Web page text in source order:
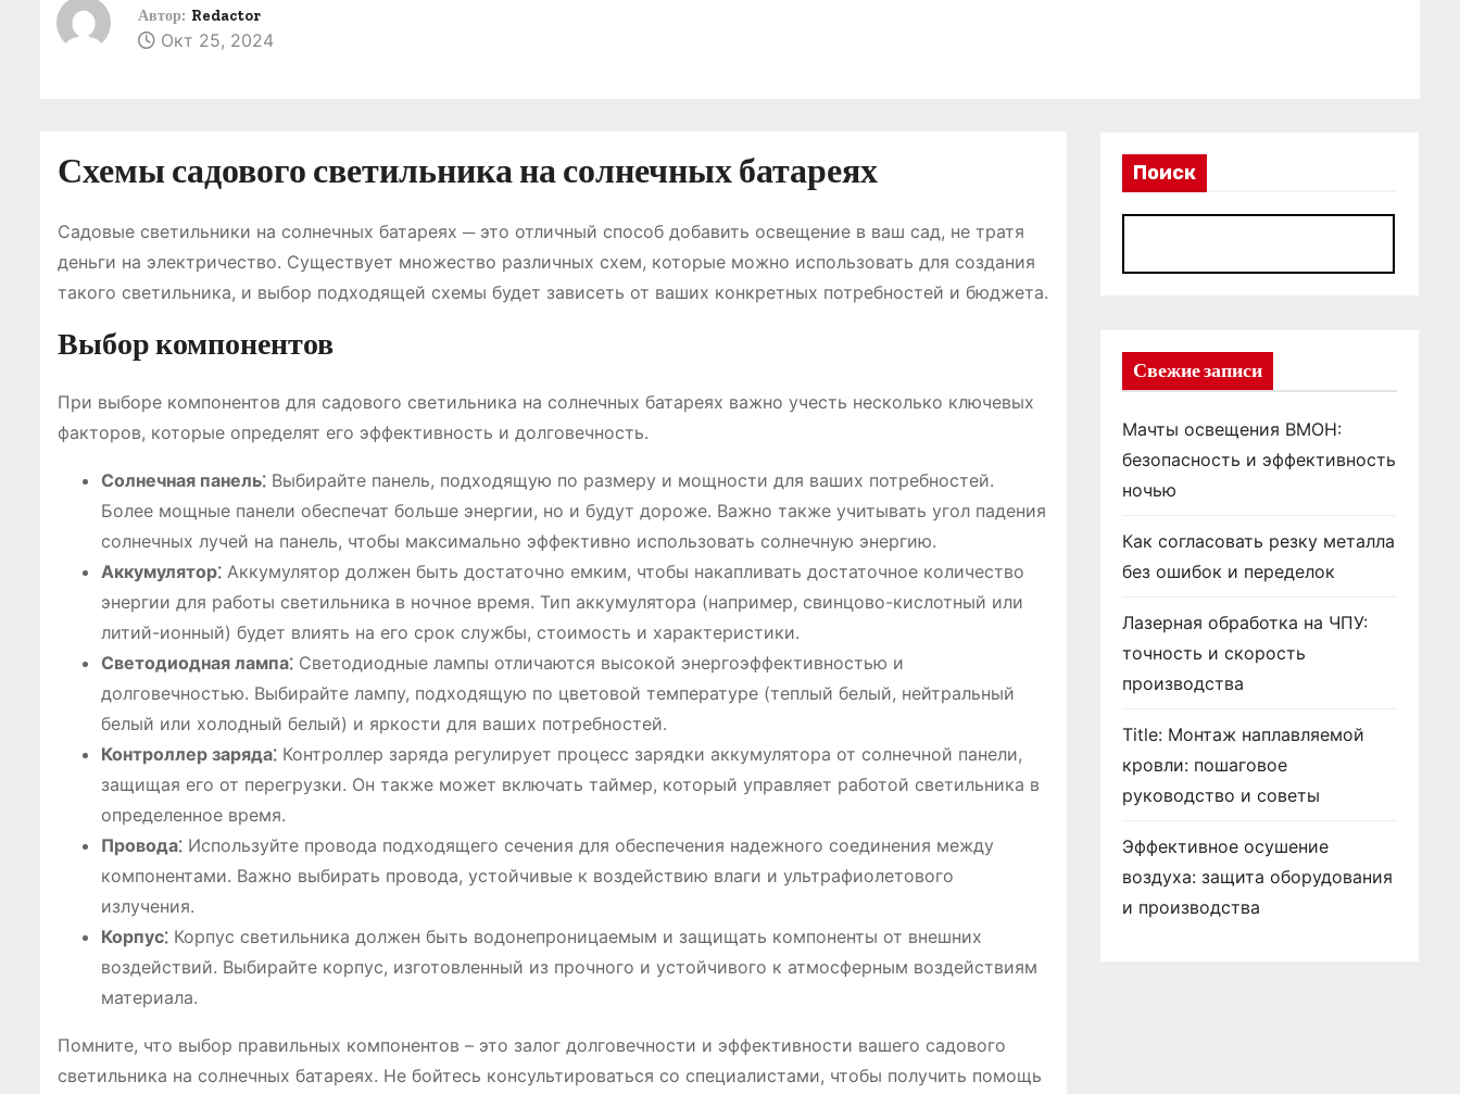
Автор: Redactor
Окт 25, 2024
Схемы садового светильника на солнечных батареях
Садовые светильники на солнечных батареях ─ это отличный способ добавить освещение в ваш сад, не тратя
деньги на электричество. Существует множество различных схем, которые можно использовать для создания
такого светильника, и выбор подходящей схемы будет зависеть от ваших конкретных потребностей и бюджета.
Выбор компонентов
При выборе компонентов для садового светильника на солнечных батареях важно учесть несколько ключевых
факторов, которые определят его эффективность и долговечность.
Солнечная панель⁚ Выбирайте панель, подходящую по размеру и мощности для ваших потребностей.
Более мощные панели обеспечат больше энергии, но и будут дороже. Важно также учитывать угол падения
солнечных лучей на панель, чтобы максимально эффективно использовать солнечную энергию.
Аккумулятор⁚ Аккумулятор должен быть достаточно емким, чтобы накапливать достаточное количество
энергии для работы светильника в ночное время. Тип аккумулятора (например, свинцово-кислотный или
литий-ионный) будет влиять на его срок службы, стоимость и характеристики.
Светодиодная лампа⁚ Светодиодные лампы отличаются высокой энергоэффективностью и
долговечностью. Выбирайте лампу, подходящую по цветовой температуре (теплый белый, нейтральный
белый или холодный белый) и яркости для ваших потребностей.
Контроллер заряда⁚ Контроллер заряда регулирует процесс зарядки аккумулятора от солнечной панели,
защищая его от перегрузки. Он также может включать таймер, который управляет работой светильника в
определенное время.
Провода⁚ Используйте провода подходящего сечения для обеспечения надежного соединения между
компонентами. Важно выбирать провода, устойчивые к воздействию влаги и ультрафиолетового
излучения.
Корпус⁚ Корпус светильника должен быть водонепроницаемым и защищать компоненты от внешних
воздействий. Выбирайте корпус, изготовленный из прочного и устойчивого к атмосферным воздействиям
материала.
Помните, что выбор правильных компонентов – это залог долговечности и эффективности вашего садового
светильника на солнечных батареях. Не бойтесь консультироваться со специалистами, чтобы получить помощь
Поиск
Свежие записи
Мачты освещения ВМОН:
безопасность и эффективность
ночью
Как согласовать резку металла
без ошибок и переделок
Лазерная обработка на ЧПУ:
точность и скорость
производства
Title: Монтаж наплавляемой
кровли: пошаговое
руководство и советы
Эффективное осушение
воздуха: защита оборудования
и производства